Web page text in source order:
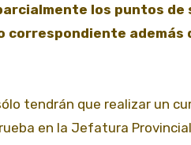
correspondiente además
tendrán que realizar un
en la Jefatura